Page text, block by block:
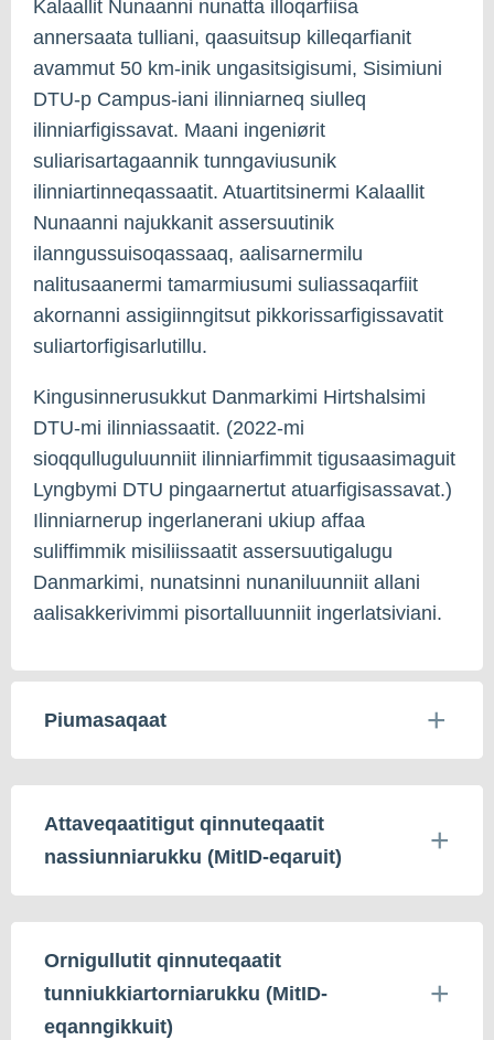
Kalaallit Nunaanni nunatta illoqarfiisa
annersaata tulliani, qaasuitsup killeqarfianit
avammut 50 km-inik ungasitsigisumi, Sisimiuni
DTU-p Campus-iani ilinniarneq siulleq
ilinniarfigissavat. Maani ingeniørit
suliarisartagaannik tunngaviusunik
ilinniartinneqassaatit. Atuartitsinermi Kalaallit
Nunaanni najukkanit assersuutinik
ilanngussuisoqassaaq, aalisarnermilu
nalitusaanermi tamarmiusumi suliassaqarfiit
akornanni assigiinngitsut pikkorissarfigissavatit
suliartorfigisarlutillu.
Kingusinnerusukkut Danmarkimi Hirtshalsimi
DTU-mi ilinniassaatit. (2022-mi
sioqqulluguluunniit ilinniarfimmit tigusaasimaguit
Lyngbymi DTU pingaarnertut atuarfigisassavat.)
Ilinniarnerup ingerlanerani ukiup affaa
suliffimmik misiliissaatit assersuutigalugu
Danmarkimi, nunatsinni nunaniluunniit allani
aalisakkerivimmi pisortalluunniit ingerlatsiviani.
Piumasaqaat
Attaveqaatitigut qinnuteqaatit
nassiunniarukku (MitID-eqaruit)
Ornigullutit qinnuteqaatit
tunniukkiartorniarukku (MitID-
eqanngikkuit)